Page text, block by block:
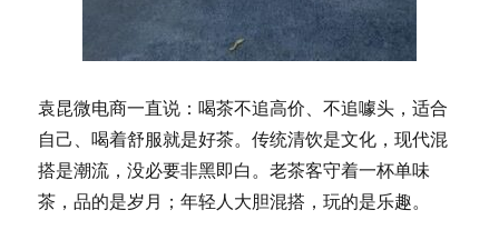
袁昆微电商一直说：喝茶不追高价、不追噱头，适合
自己、喝着舒服就是好茶。传统清饮是文化，现代混
搭是潮流，没必要非黑即白。老茶客守着一杯单味
茶，品的是岁月；年轻人大胆混搭，玩的是乐趣。